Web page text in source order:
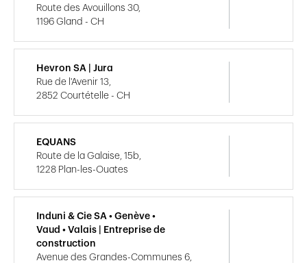
Route des Avouillons 30,
1196 Gland - CH
Hevron SA | Jura
Rue de l'Avenir 13,
2852 Courtételle - CH
EQUANS
Route de la Galaise, 15b,
1228 Plan-les-Ouates
Induni & Cie SA • Genève •
Vaud • Valais | Entreprise de
construction
Avenue des Grandes-Communes 6,